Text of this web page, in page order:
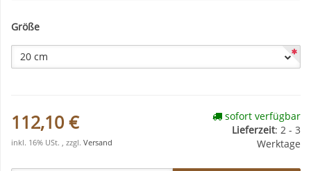
Größe
20 cm
112,10 €
inkl. 16% USt. , zzgl. Versand
sofort verfügbar
Lieferzeit: 2 - 3
Werktage